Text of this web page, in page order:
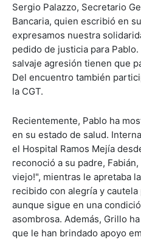
Sergio Palazzo, Secretario
Bancaria, quien escribió en
expresamos nuestra
pedido de justicia para
salvaje agresión tienen que
Del encuentro también
la CGT.
Recientemente, Pablo ha
en su estado de salud.
el Hospital Ramos Mejía
reconoció a su padre,
viejo!", mientras le apretaba
recibido con alegría y
aunque sigue en una
asombrosa. Además, Grillo
que le han brindado apoyo